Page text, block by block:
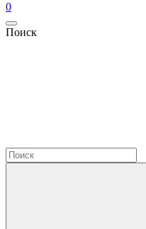
0
Поиск